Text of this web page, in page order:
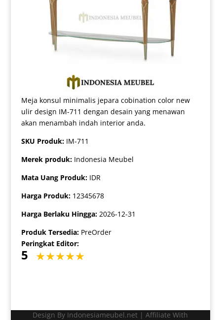
Meja konsul minimalis jepara cobination color new
ulir design IM-711 dengan desain yang menawan
akan menambah indah interior anda.
SKU Produk: IM-711
Merek produk: Indonesia Meubel
Mata Uang Produk: IDR
Harga Produk: 12345678
Harga Berlaku Hingga: 2026-12-31
Produk Tersedia: PreOrder
Peringkat Editor:
5
Design By Indonesiameubel.net | Affiliate With